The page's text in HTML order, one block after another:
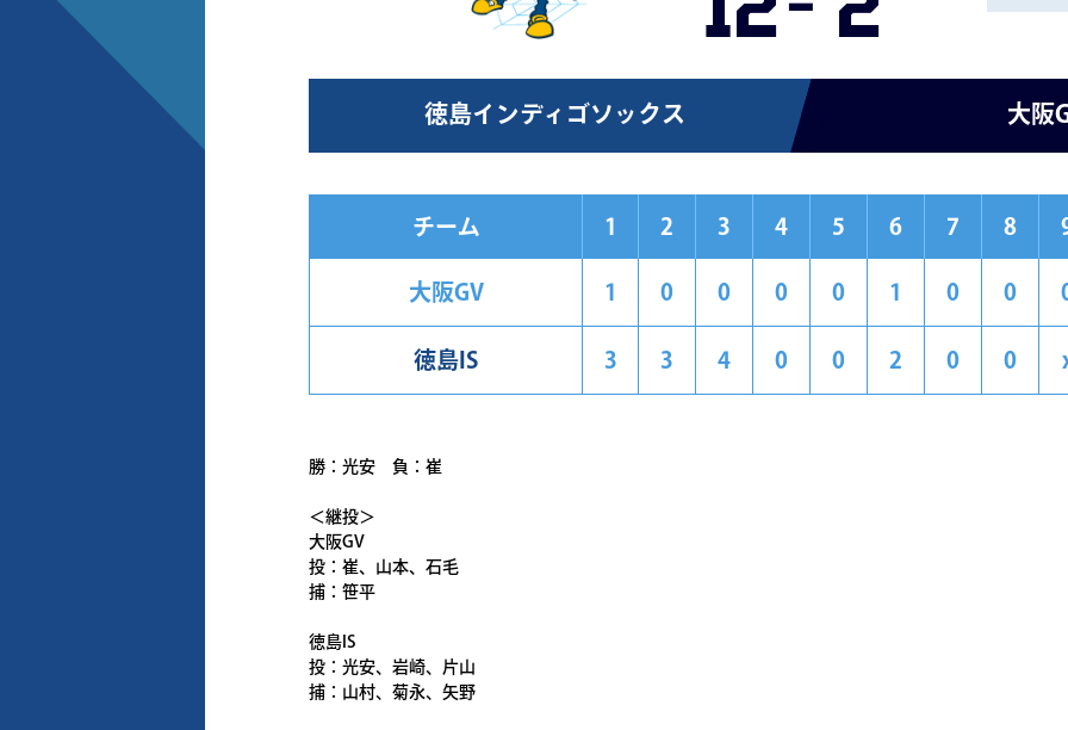
徳島インディゴソックス 大阪
チーム 1 2 3 4 5 6 7 8
大阪GV 1 0 0 0 0 1 0 0
徳島IS 3 3 4 0 0 2 0 0
勝：光安 負：崔
＜継投＞
大阪GV
投：崔、山本、石毛
捕：笹平
徳島IS
投：光安、岩崎、片山
捕：山村、菊永、矢野